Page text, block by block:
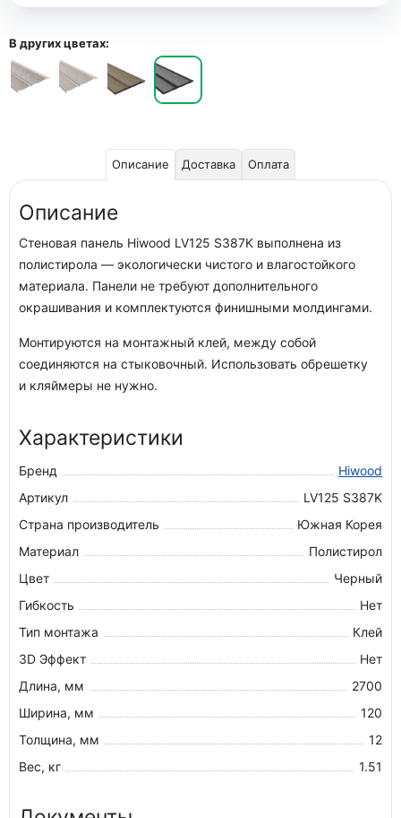
В других цветах:
Описание Доставка Оплата
Описание
Стеновая панель Hiwood LV125 S387K выполнена из
полистирола — экологически чистого и влагостойкого
материала. Панели не требуют дополнительного
окрашивания и комплектуются финишными молдингами.
Монтируются на монтажный клей, между собой
соединяются на стыковочный. Использовать обрешетку
и кляймеры не нужно.
Характеристики
Бренд
Hiwood
Артикул
LV125 S387K
Страна производитель
Южная Корея
Материал
Полистирол
Цвет
Черный
Гибкость
Нет
Тип монтажа
Клей
3D Эффект
Нет
Длина, мм
2700
Ширина, мм
120
Толщина, мм
12
Вес, кг
1.51